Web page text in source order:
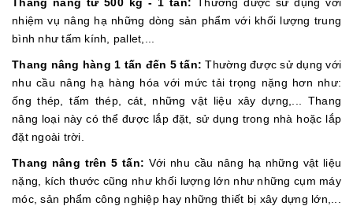
nhiệm vụ nâng hạ những dòng sản phẩm với khối lượng trung
bình như tấm kính, pallet,...
Thang nâng hàng 1 tấn đến 5 tấn: Thường được sử dụng với
nhu cầu nâng hạ hàng hóa với mức tải trọng nặng hơn như:
ống thép, tấm thép, cát, những vật liệu xây dựng,... Thang
nâng loại này có thể được lắp đặt, sử dụng trong nhà hoặc lắp
đặt ngoài trời.
Thang nâng trên 5 tấn: Với nhu cầu nâng hạ những vật liệu
nặng, kích thước cũng như khối lượng lớn như những cụm máy
móc, sản phẩm công nghiệp hay những thiết bị xây dựng lớn,...